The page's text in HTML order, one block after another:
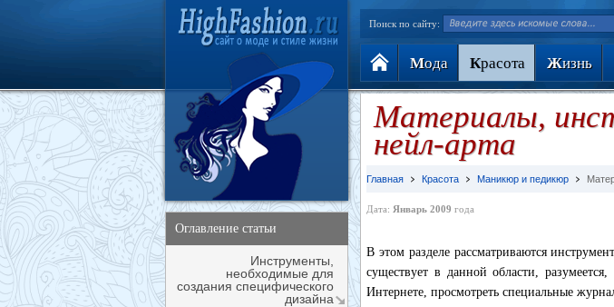
Поиск по сайту:
Мода Красота Жизнь
Оглавление статьи
Инструменты,
необходимые для
создания специфического
дизайна
Материалы,
нейл-арта
Главная Красота Маникюр и педикюр
Дата: Январь 2009 года
В этом разделе рассматриваются
существует в данной области,
Интернете, просмотреть специальные